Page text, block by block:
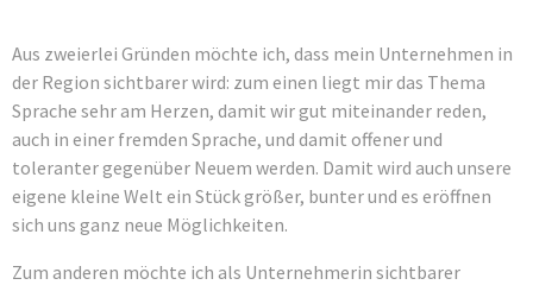
Aus zweierlei Gründen möchte ich, dass mein Unternehmen in
der Region sichtbarer wird: zum einen liegt mir das Thema
Sprache sehr am Herzen, damit wir gut miteinander reden,
auch in einer fremden Sprache, und damit offener und
toleranter gegenüber Neuem werden. Damit wird auch unsere
eigene kleine Welt ein Stück größer, bunter und es eröffnen
sich uns ganz neue Möglichkeiten.
Zum anderen möchte ich als Unternehmerin sichtbarer